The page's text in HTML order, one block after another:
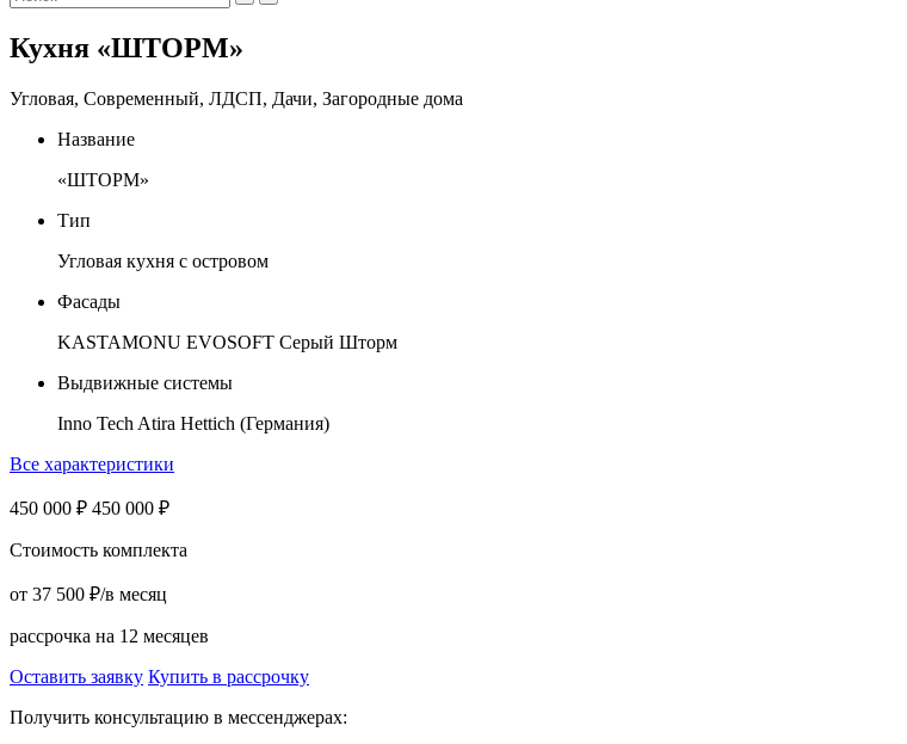
Кухня «ШТОРМ»
Угловая, Современный, ЛДСП, Дачи, Загородные дома
Название
«ШТОРМ»
Тип
Угловая кухня с островом
Фасады
KASTAMONU EVOSOFT Серый Шторм
Выдвижные системы
Inno Tech Atira Hettich (Германия)
Все характеристики
450 000 ₽ 450 000 ₽
Стоимость комплекта
от 37 500 ₽/в месяц
рассрочка на 12 месяцев
Оставить заявку Купить в рассрочку
Получить консультацию в мессенджерах: